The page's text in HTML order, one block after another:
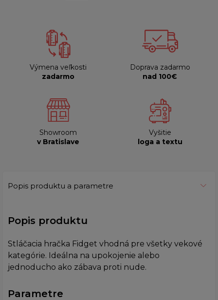
Výmena veľkosti
zadarmo
Doprava zadarmo
nad 100€
Showroom
v Bratislave
Vyšitie
loga a textu
Popis produktu a parametre
Popis produktu
Stláčacia hračka Fidget vhodná pre všetky vekové
kategórie. Ideálna na upokojenie alebo
jednoducho ako zábava proti nude.
Parametre